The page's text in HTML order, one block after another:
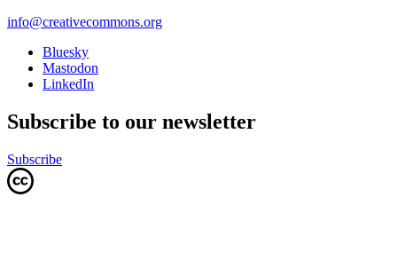
info@creativecommons.org
Bluesky
Mastodon
LinkedIn
Subscribe to our newsletter
Subscribe